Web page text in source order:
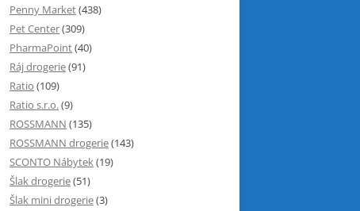
Penny Market(438)
Pet Center(309)
PharmaPoint(40)
Ráj drogerie(91)
Ratio (109)
Ratio s.r.o.(9)
ROSSMANN (135)
ROSSMANN drogerie(143)
SCONTO Nábytek(19)
Šlak drogerie(51)
Šlak mini drogerie(3)